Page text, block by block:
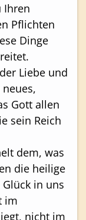
Ihren
Pflichten
Dinge
Liebe und
Gott allen
sein Reich
dem, was
die heilige
in uns
im
nicht im